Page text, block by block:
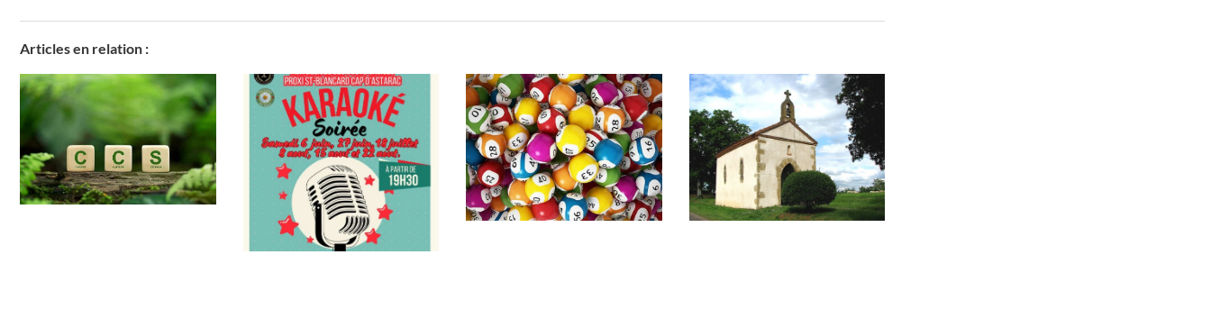
Articles en relation :